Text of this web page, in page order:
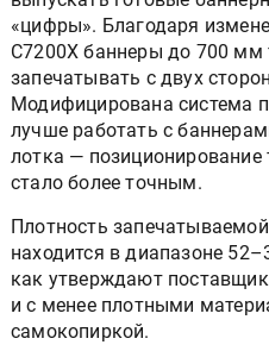
«цифры». Благодаря
C7200X баннеры до 700 мм
запечатывать с двух
Модифицирована система
лучше работать с
лотка — позиционирование
стало более точным.
Плотность
находится в диапазоне
как утверждают
и с менее плотными
самокопиркой.